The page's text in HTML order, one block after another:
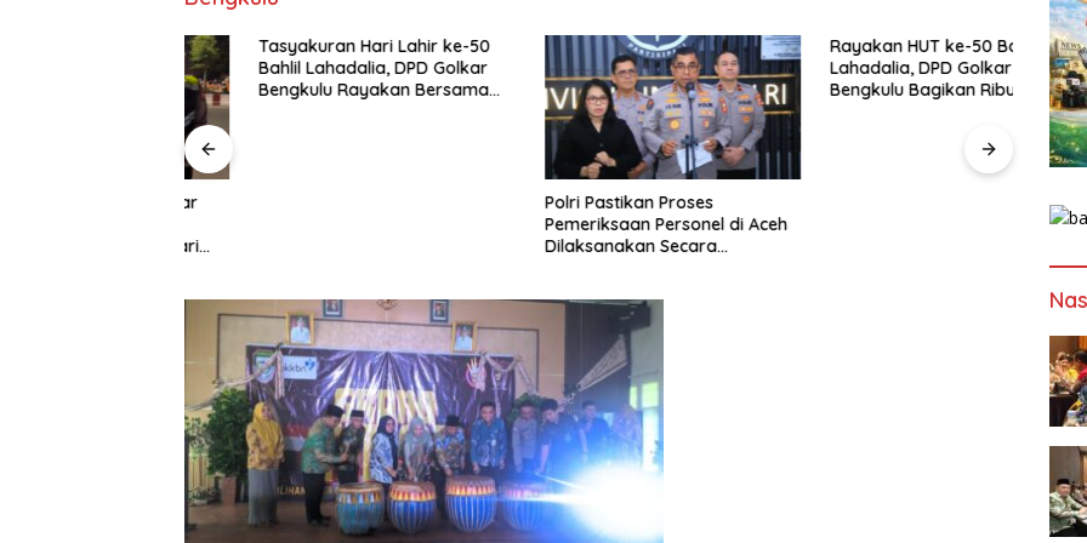
Tasyakuran Hari Lahir ke-50
Bahlil Lahadalia, DPD Golkar
Bengkulu Rayakan Bersama
Kader
Polri Pastikan Proses
Pemeriksaan Personel di Aceh
Dilaksanakan Secara
Rayakan HUT ke-50 Bahlil
Lahadalia, DPD Golkar
Bengkulu Bagikan Ribuan Nasi
Kotak dan Bantuan ke Puluhan
Panti Asuhan